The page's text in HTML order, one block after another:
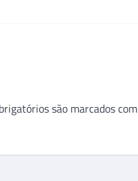
são marcados com